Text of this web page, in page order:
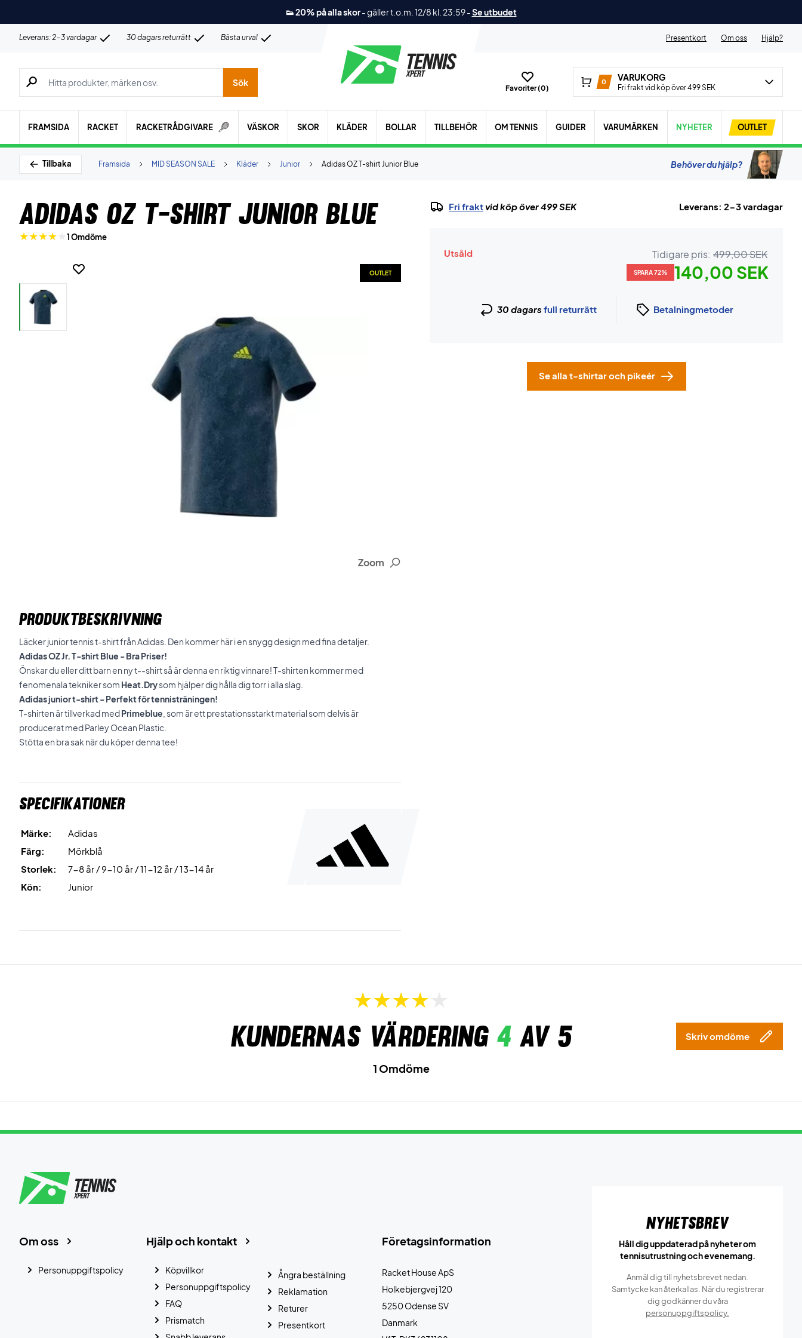
👟 20% på alla skor-gäller t.o.m. 12/8 kl. 23:59-Se utbudet
Leverans: 2-3 vardagar 30 dagars returrätt Bästa urval Presentkort Om oss Hjälp?
Sök efter produkter, märken osv.
Sök
Favoriter (0)
0 VARUKORG
Fri frakt vid köp över 499 SEK
FRAMSIDA RACKET RACKETRÅDGIVARE VÄSKOR SKOR KLÄDER BOLLAR TILLBEHÖR OM TENNIS GUIDER VARUMÄRKEN NYHETER OUTLET
Tillbaka Adidas OZ T-shirt Junior Blue
Junior
Kläder
MID SEASON SALE
Framsida Behöver du hjälp?
Adidas OZ T-shirt Junior Blue
1 Omdöme
Zoom
OUTLET
PRODUKTBESKRIVNING
Läcker junior tennis t-shirt från Adidas. Den kommer här i en snygg design med fina detaljer.
Adidas OZ Jr. T-shirt Blue - Bra Priser!
Önskar du eller ditt barn en ny t--shirt så är denna en riktig vinnare! T-shirten kommer med
fenomenala tekniker som Heat.Drysom hjälper dig hålla dig torr i alla slag.
Adidas junior t-shirt - Perfekt för tennisträningen!
T-shirten är tillverkad medPrimeblue , som är ett prestationsstarkt material som delvis är
producerat med Parley Ocean Plastic.
Stötta en bra sak när du köper denna tee!
Specifikationer
Märke:
Adidas
Färg:
Mörkblå
Storlek:
7-8 år / 9-10 år / 11-12 år / 13-14 år
Kön:
Junior
Fri fraktvid köp över 499 SEK Leverans: 2-3 vardagar
Utsåld Tidigare pris: 499,00 SEK
SPARA 72% 140,00 SEK
30 dagars full returrätt Betalningmetoder
Se alla t-shirtar och pikeér
Kundernas värdering 4av 5 Skriv omdöme
1 Omdöme
Företagsinformation
Racket House ApS
Holkebjergvej 120
5250 Odense SV
Danmark
Hjälp och kontakt
Köpvillkor
Personuppgiftspolicy
FAQ
Prismatch
Ångra beställning
Reklamation
Returer
Presentkort
Om oss
Personuppgiftspolicy
Nyhetsbrev
Håll dig uppdaterad på nyheter om
tennisutrustning och evenemang.
Anmäl dig till nyhetsbrevet nedan.
Samtycke kan återkallas. När du registrerar
dig godkänner du våra
personuppgiftspolicy.